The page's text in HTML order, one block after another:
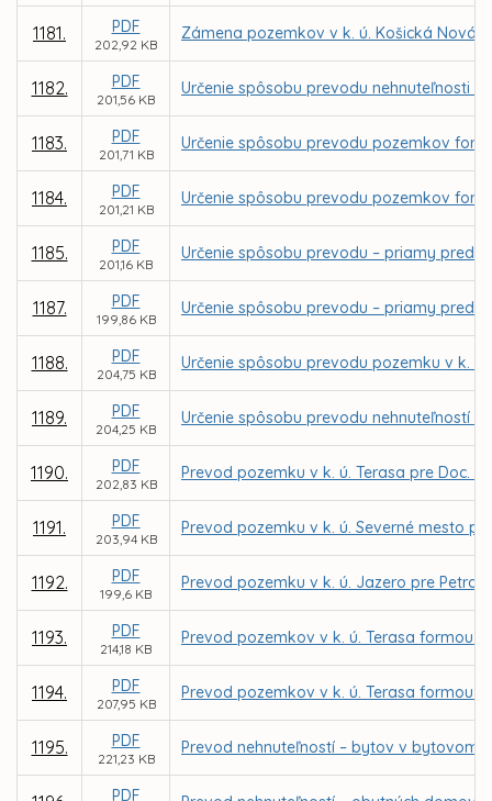
1181. PDF
202,92 KB
Zámena pozemkov v k. ú. Košická Nová
1182. PDF
201,56 KB
Určenie spôsobu prevodu nehnuteľnosti -
1183. PDF
201,71 KB
Určenie spôsobu prevodu pozemkov
1184. PDF
201,21 KB
Určenie spôsobu prevodu pozemkov
1185. PDF
201,16 KB
Určenie spôsobu prevodu – priamy
1187. PDF
199,86 KB
Určenie spôsobu prevodu – priamy
1188. PDF
204,75 KB
Určenie spôsobu prevodu pozemku v k.
1189. PDF
204,25 KB
Určenie spôsobu prevodu nehnuteľností -
1190. PDF
202,83 KB
Prevod pozemku v k. ú. Terasa pre Doc.
1191. PDF
203,94 KB
Prevod pozemku v k. ú. Severné mesto
1192. PDF
199,6 KB
Prevod pozemku v k. ú. Jazero pre
1193. PDF
214,18 KB
Prevod pozemkov v k. ú. Terasa formou
1194. PDF
207,95 KB
Prevod pozemkov v k. ú. Terasa formou
1195. PDF
221,23 KB
Prevod nehnuteľností – bytov v bytovom
PDF